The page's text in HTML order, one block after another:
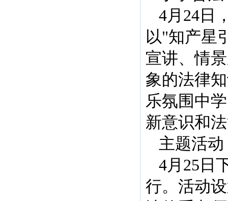
4月24日
以"知产星
宣讲、情
象的法律
乐氛围中
新意识和
主题活
4月25日
行。活动